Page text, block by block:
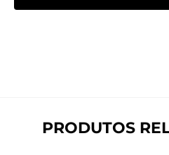
PRODUTOS